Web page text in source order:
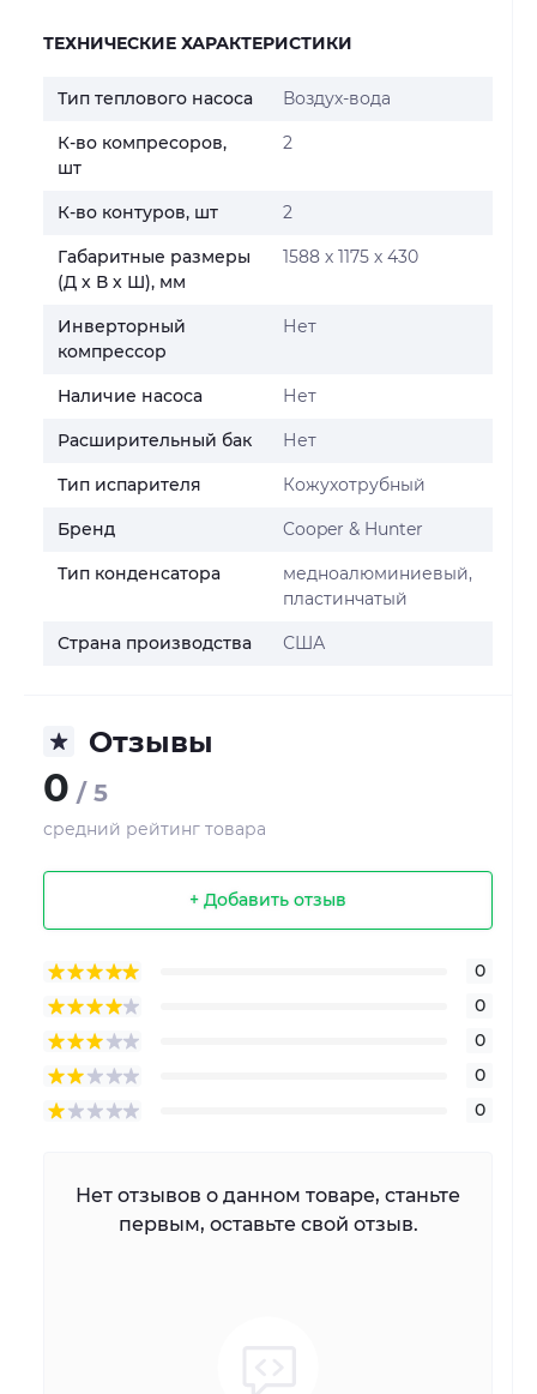
ТЕХНИЧЕСКИЕ ХАРАКТЕРИСТИКИ
Тип теплового насоса Воздух-вода
К-во компресоров,
шт
2
К-во контуров, шт 2
Габаритные размеры
(Д х В х Ш), мм
1588 х 1175 х 430
Инверторный
компрессор
Нет
Наличие насоса Нет
Расширительный бак Нет
Тип испарителя Кожухотрубный
Бренд Cooper & Hunter
Тип конденсатора
медноалюминиевый,
пластинчатый
Страна производства США
Отзывы
0 / 5
средний рейтинг товара
+ Добавить отзыв
0
0
0
0
0
Нет отзывов о данном товаре, станьте
первым, оставьте свой отзыв.